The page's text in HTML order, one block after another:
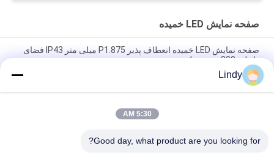
صفحه نمایش LED خمیده
صفحه نمایش LED خمیده انعطاف پذیر P1.875 میلی متر IP43 فضای
داخلی 800 سی دی/متر مربع
بالا
Lindy
5:30 AM
Good day, what product are you looking for?